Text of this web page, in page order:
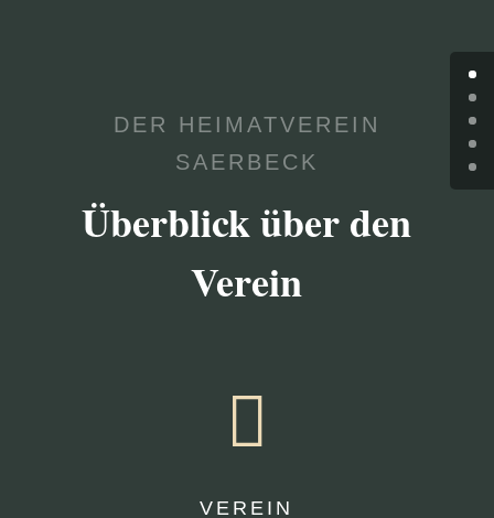
DER HEIMATVEREIN
SAERBECK
Überblick über den
Verein

VEREIN